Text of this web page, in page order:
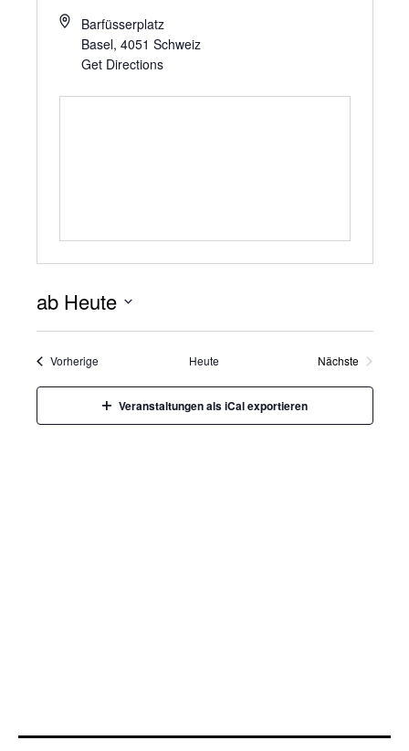
Barfüsserplatz
Basel, 4051 Schweiz
Get Directions
ab Heute
Datum
VorherigeVeranstaltungen Heute
Nächste
Veranstaltungen als iCal exportieren